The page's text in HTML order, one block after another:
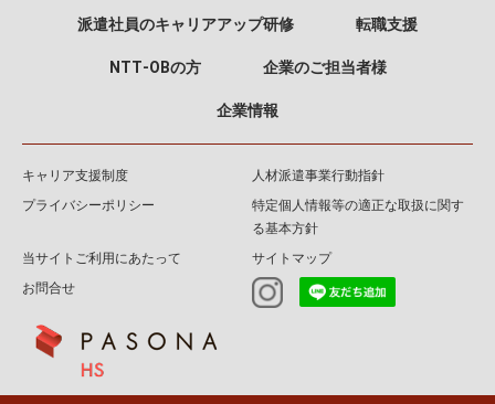
派遣社員のキャリアアップ研修 転職支援
NTT‐OBの方 企業のご担当者様
企業情報
キャリア支援制度
人材派遣事業行動指針
プライバシーポリシー
特定個人情報等の適正な取扱に関す
る基本方針
当サイトご利用にあたって
サイトマップ
お問合せ